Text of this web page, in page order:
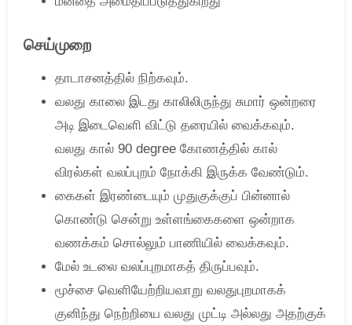
செய்முறை
தாடாசனத்தில் நிற்கவும்.
வலது காலை இடது காலிலிருந்து சுமார் ஒன்றரை
அடி இடைவெளி விட்டு தரையில் வைக்கவும்.
வலது கால் 90 degree கோணத்தில் கால்
விரல்கள் வலப்புறம் நோக்கி இருக்க வேண்டும்.
கைகள் இரண்டையும் முதுகுக்குப் பின்னால்
கொண்டு சென்று உள்ளங்கைகளை ஒன்றாக
வணக்கம் சொல்லும் பாணியில் வைக்கவும்.
மேல் உடலை வலப்புறமாகத் திருப்பவும்.
மூச்சை வெளியேற்றியவாறு வலதுபுறமாகக்
குனிந்து நெற்றியை வலது முட்டி அல்லது அதற்குக்